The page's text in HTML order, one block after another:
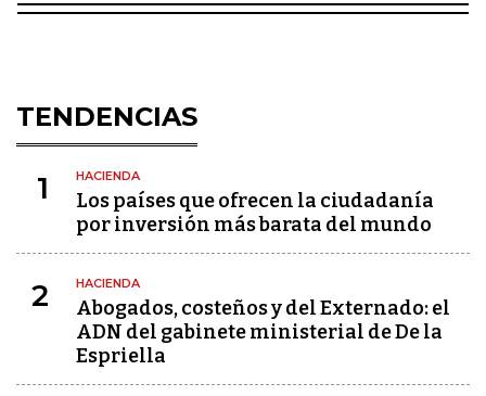
TENDENCIAS
1 HACIENDA
Los países que ofrecen la ciudadanía
por inversión más barata del mundo
2 HACIENDA
Abogados, costeños y del Externado: el
ADN del gabinete ministerial de De la
Espriella